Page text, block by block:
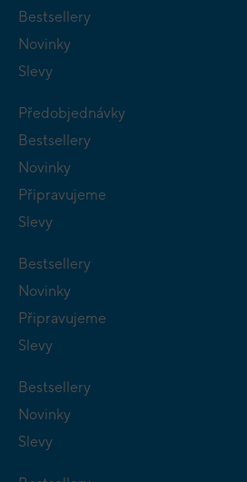
Bestsellery
Novinky
Slevy
Předobjednávky
Bestsellery
Novinky
Připravujeme
Slevy
Bestsellery
Novinky
Připravujeme
Slevy
Bestsellery
Novinky
Slevy